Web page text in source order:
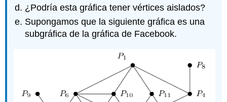
¿Podría esta gráfica tener vértices aislados?
Supongamos que la siguiente gráfica es una
subgráfica de la gráfica de Facebook.